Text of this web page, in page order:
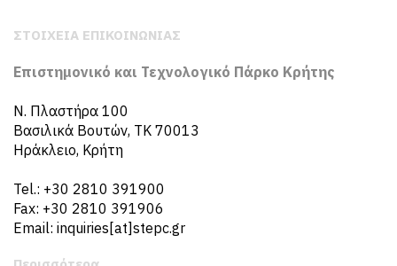
ΣΤΟΙΧΕΙΑ ΕΠΙΚΟΙΝΩΝΙΑΣ
Επιστημονικό και Τεχνολογικό Πάρκο Κρήτης
N. Πλαστήρα 100
Βασιλικά Βουτών, ΤΚ 70013
Ηράκλειο, Κρήτη
Tel.: +30 2810 391900
Fax: +30 2810 391906
Email: inquiries[at]stepc.gr